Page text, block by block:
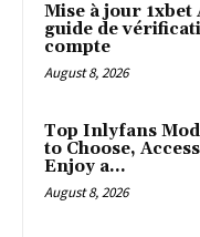
Mise à jour 1xbet
guide de
compte
August 8, 2026
Top Inlyfans
to Choose,
Enjoy a...
August 8, 2026